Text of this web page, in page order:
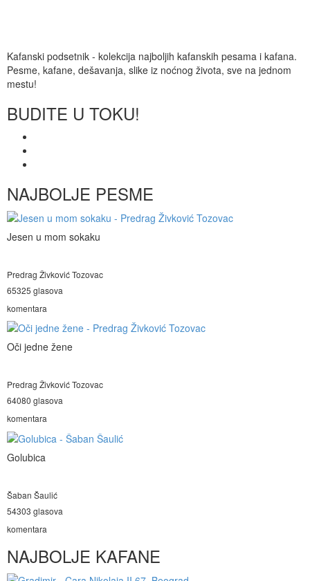
Kafanski podsetnik - kolekcija najboljih kafanskih pesama i kafana.
Pesme, kafane, dešavanja, slike iz noćnog života, sve na jednom
mestu!
BUDITE U TOKU!
NAJBOLJE PESME
Jesen u mom sokaku
Predrag Živković Tozovac
65325 glasova
komentara
Oči jedne žene
Predrag Živković Tozovac
64080 glasova
komentara
Golubica
Šaban Šaulić
54303 glasova
komentara
NAJBOLJE KAFANE